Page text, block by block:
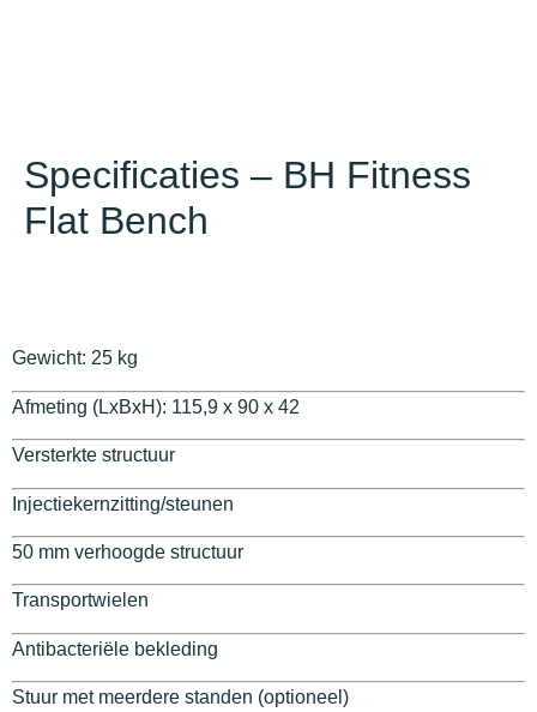
Specificaties – BH Fitness
Flat Bench
Gewicht: 25 kg
Afmeting (LxBxH): 115,9 x 90 x 42
Versterkte structuur
Injectiekernzitting/steunen
50 mm verhoogde structuur
Transportwielen
Antibacteriële bekleding
Stuur met meerdere standen (optioneel)